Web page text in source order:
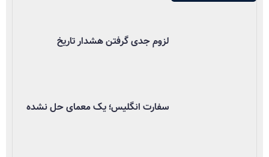
لزوم جدی گرفتن هشدار تاریخ
سفارت انگلیس؛ یک معمای حل نشده